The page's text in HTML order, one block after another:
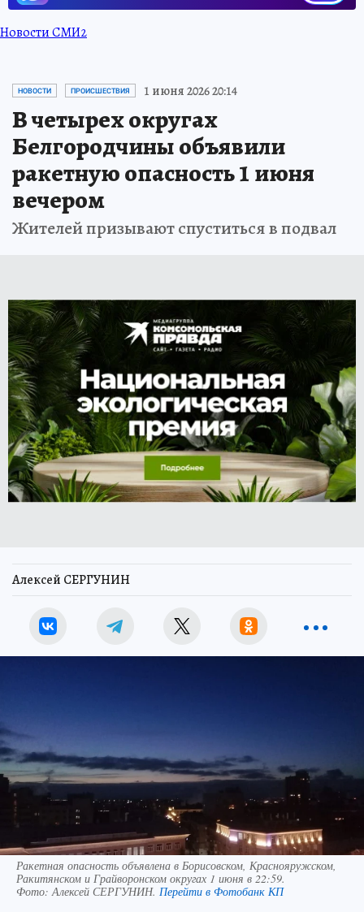
Новости СМИ2
НОВОСТИ ПРОИСШЕСТВИЯ 1 июня 2026 20:14
В четырех округах
Белгородчины объявили
ракетную опасность 1 июня
вечером
Жителей призывают спуститься в подвал
Алексей СЕРГУНИН
Ракетная опасность объявлена в Борисовском, Краснояружском,
Ракитянском и Грайворонском округах 1 июня в 22:59.
Фото:Алексей СЕРГУНИН. Перейти в Фотобанк КП